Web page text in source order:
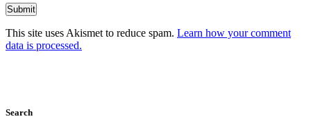
This site uses Akismet to reduce spam. Learn how your comment
data is processed.
Search